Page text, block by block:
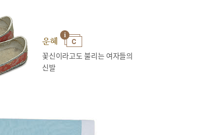
운혜
꽃신이라고도 불리는 여자들의
신발